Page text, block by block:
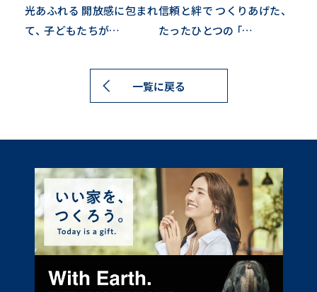
光あふれる 開放感に包まれ
て、 子どもたちが…
信頼と絆で つくりあげた、
たったひとつの 「…
一覧に戻る